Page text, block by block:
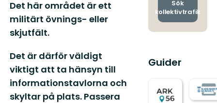
Beskrivning
Det här området är ett
militärt övnings- eller
skjutfält.
Det är därför väldigt
viktigt att ta hänsyn till
informationstavlorna och
skyltar på plats. Passera
Sök
kollektivtrafik
Guider